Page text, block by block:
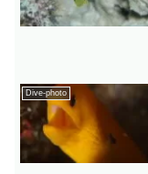
Dive-photo